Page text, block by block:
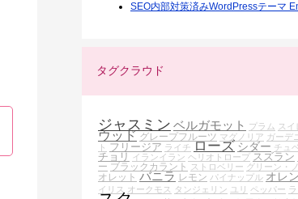
SEO内部対策済みWordPressテーマ
タグクラウド
ジャスミン ベルガモット プラム スイ
ウッド グレープフルーツ マグノリア ガーデ
ト フリージア ライチ ローズ シダー チュ
チョリ
イランイラン ヘリオトロープ スズラン
ー ブラックカラント ストロベリー グリーン・
オレット バニラ レモン パイナップル オレ
イリス オークモス タンジェリン ユリ ペッパー